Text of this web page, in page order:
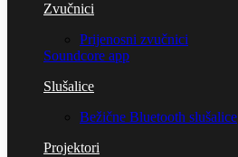
Zvučnici
Prijenosni zvučnici
Soundcore app
Slušalice
Bežične Bluetooth slušalice
Projektori